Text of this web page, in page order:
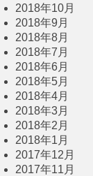
2018年10月
2018年9月
2018年8月
2018年7月
2018年6月
2018年5月
2018年4月
2018年3月
2018年2月
2018年1月
2017年12月
2017年11月